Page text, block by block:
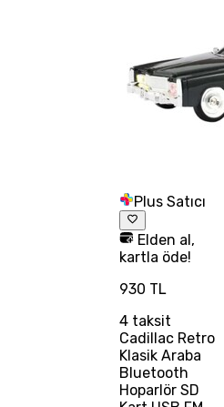
Plus Satıcı
Elden al,
kartla öde!
930 TL
4 taksit
Cadillac Retro
Klasik Araba
Bluetooth
Hoparlör SD